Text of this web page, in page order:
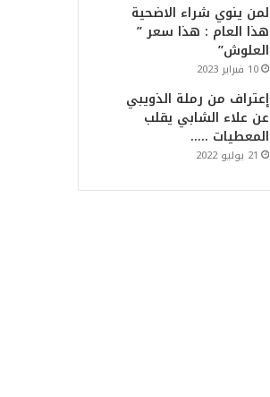
لمن ينوي شراء الاضحية
هذا العام : هذا سعر ”
العلوش”
10 فبراير 2023
إعتراف من رملة الذويبي
عن علاء الشابي يقلب
المعطيات …..
21 يوليو 2022